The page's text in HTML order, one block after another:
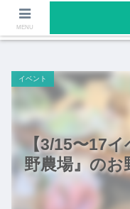
ファッションや
【3/15〜17イ
野農場』のお
イベント
MENU